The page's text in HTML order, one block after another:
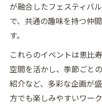
が融合したフェスティバ
で、共通の趣味を持つ仲
す。
これらのイベントは恵比
空間を活かし、季節ごと
紹介など、多彩な企画が
方でも楽しみやすいワー